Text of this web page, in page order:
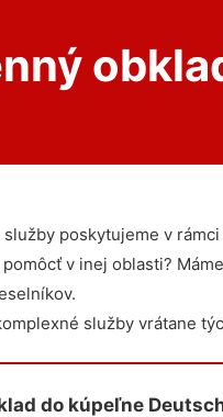
služby poskytujeme v rámci
v inej oblasti?
služby vrátane
do kúpeľne